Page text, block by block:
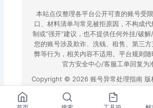
本站点仅整理各平台公开可查的账号受
口、材料清单与常见被拒原因，不构成
制或“强开”建议，也不提供任何外挂/破
您的账号涉及欺诈、洗钱、租售、第三
弊等行为，相关内容不适用。平台规则随
官方安全中心/客服工单回复为
Copyright © 2026 账号异常处理指南 版